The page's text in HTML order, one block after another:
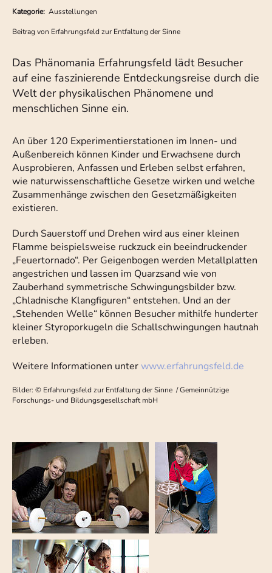
Kategorie: Ausstellungen
Beitrag von Erfahrungsfeld zur Entfaltung der Sinne
Das Phänomania Erfahrungsfeld lädt Besucher
auf eine faszinierende Entdeckungsreise durch die
Welt der physikalischen Phänomene und
menschlichen Sinne ein.
An über 120 Experimentierstationen im Innen- und
Außenbereich können Kinder und Erwachsene durch
Ausprobieren, Anfassen und Erleben selbst erfahren,
wie naturwissenschaftliche Gesetze wirken und welche
Zusammenhänge zwischen den Gesetzmäßigkeiten
existieren.
Durch Sauerstoff und Drehen wird aus einer kleinen
Flamme beispielsweise ruckzuck ein beeindruckender
„Feuertornado“. Per Geigenbogen werden Metallplatten
angestrichen und lassen im Quarzsand wie von
Zauberhand symmetrische Schwingungsbilder bzw.
„Chladnische Klangfiguren“ entstehen. Und an der
„Stehenden Welle“ können Besucher mithilfe hunderter
kleiner Styroporkugeln die Schallschwingungen hautnah
erleben.
Weitere Informationen unterwww.erfahrungsfeld.de
Bilder: © Erfahrungsfeld zur Entfaltung der Sinne / Gemeinnützige
Forschungs- und Bildungsgesellschaft mbH